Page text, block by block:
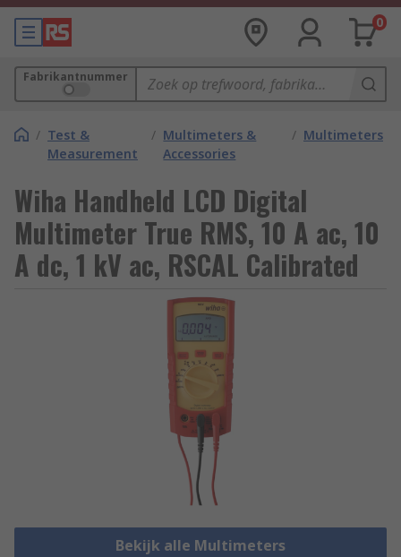
0
Fabrikantnummer
/ Test &
Measurement
/ Multimeters &
Accessories
/ Multimeters
Wiha Handheld LCD Digital
Multimeter True RMS, 10 A ac, 10
A dc, 1 kV ac, RSCAL Calibrated
Bekijk alle Multimeters